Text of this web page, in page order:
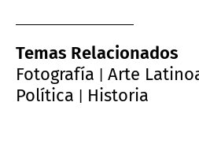
Temas Relacionados
Fotografía
Arte
Política Historia